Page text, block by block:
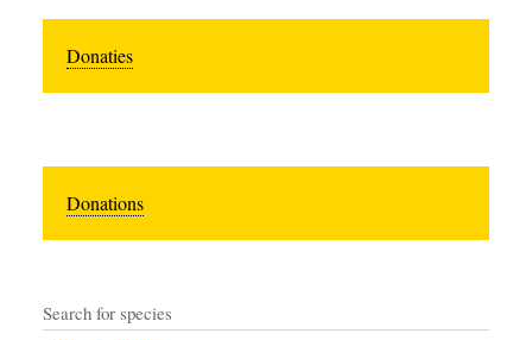
Donaties
Donations
Search for species